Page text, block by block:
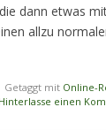
dann etwas
allzu
Getaggt mit Online-
Hinterlasse einen